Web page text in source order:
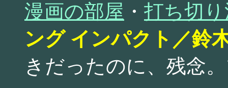
漫画の部屋 ・ 打ち切
ング インパクト／鈴
きだったのに、残念